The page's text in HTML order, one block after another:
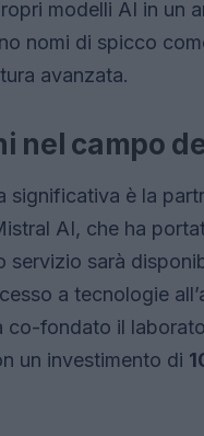
modelli AI in un
nomi di spicco
avanzata.
nel campo
significativa è la
AI, che ha
servizio sarà
a tecnologie
co-fondato il
un investimento di